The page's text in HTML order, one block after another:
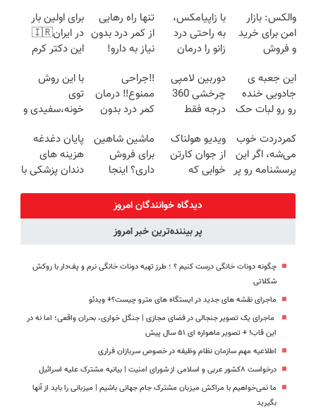
والکس: بازار
امن برای خرید
و فروش
دیجیتال
با زاپیامکس،
به راحتی درد
زانو را درمان
تنها راه رهایی
از کمر درد بدون
نیاز به دارو!
برای اولین بار
در ایران🇮🇷
این دکتر کرم
روزه ساخت!
این جعبه ی
جادویی خنده
رو رو لبات حک
خرید40%تخفیف
دوربین لامپی
چرخشی 360
درجه فقط
🔥 پرداخت
درب منزل
‼️جراحی
ممنوع‼️ درمان
کمر درد بدون
نقاهت
با این روش
توی
خونه،سفیدی و
برگردون
(40%off)
کمردردت خوب
می‌شه، اگر این
پرسشنامه رو پر
ویدیو هولناک
از جوان کارتن
خوابی که
آموزش رایگان
ماشین شاهین
برای فروش
داری؟ اینجا
بفروش
پایان دغدغه
هزینه های
دندان پزشکی با
دیدگاه خوانندگان امروز
پر بیننده‌ترین خبر امروز
چگونه دونات خانگی درست کنیم ؟ ؛ طرز تهیه دونات خانگی نرم و پف‌دار با روکش
شکلاتی
ماجرای نقشه های جدید در ایستگاه های مترو چیست؟+ ویدئو
ماجرای یک تصویر جنجالی در فضای مجازی | جنگل‌ خواری، بحران واقعی؛ اما نه در
این قاب! + تصویر ماهواره ای ۵۱ سال پیش
اطلاعیه مهم سازمان نظام وظیفه در خصوص سربازان فراری
درخواست ۸کشور عربی و اسلامی از شورای امنیت | بیانیه مشترک علیه اسرائیل
ما نمی‌خواهیم با مراکش میزبان مشترک جام جهانی باشیم |‌ میزبانی را باید از آنها
بگیرید